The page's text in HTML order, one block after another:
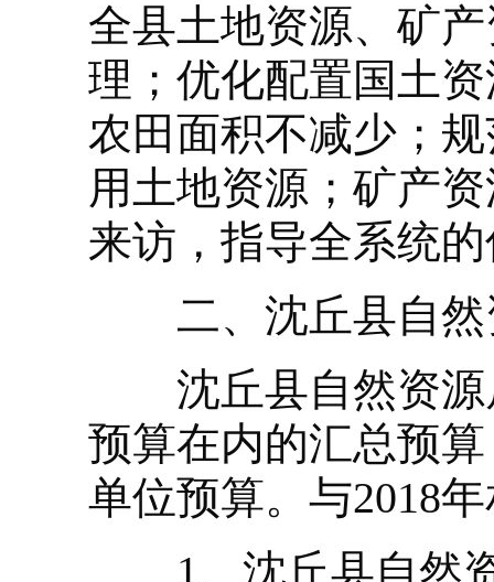
全县土地资源、矿
理；优化配置国土
农田面积不减少；
用土地资源；矿产
来访，指导全系统
二、沈丘县自然
沈丘县自然资源
预算在内的汇总预
单位预算。与2018
1、沈丘县自然